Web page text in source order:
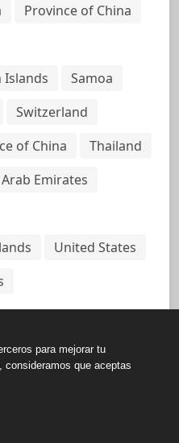
Province of China
Islands
Samoa
Switzerland
of China
Thailand
Emirates
United States
reserved.
para mejorar tu
consideramos que aceptas